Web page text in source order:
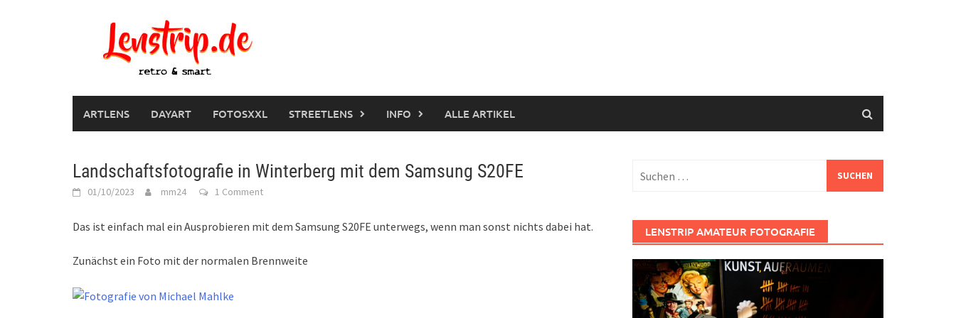
ARTLENS DAYART FOTOSXXL STREETLENS INFO ALLE ARTIKEL
Landschaftsfotografie in Winterberg mit dem Samsung S20FE
01/10/2023 mm24 1 Comment
Das ist einfach mal ein Ausprobieren mit dem Samsung S20FE unterwegs, wenn man sonst nichts dabei hat.
Zunächst ein Foto mit der normalen Brennweite
nach:
LENSTRIP AMATEUR FOTOGRAFIE